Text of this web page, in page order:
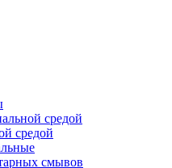
средой
средой
смывов